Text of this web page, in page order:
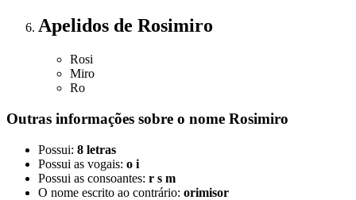
Apelidos de Rosimiro
Rosi
Miro
Ro
Outras informações sobre o nome Rosimiro
Possui: 8 letras
Possui as vogais: o i
Possui as consoantes: r s m
O nome escrito ao contrário: orimisor